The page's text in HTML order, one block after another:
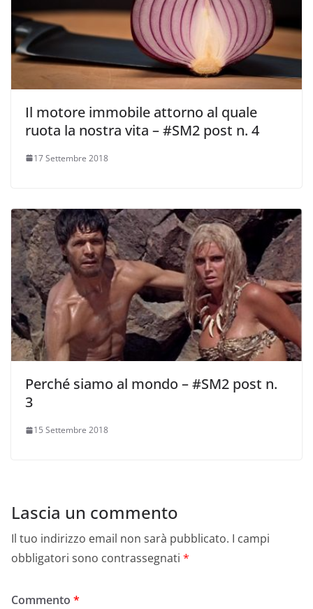
Il motore immobile attorno al quale
ruota la nostra vita – #SM2 post n. 4
17 Settembre 2018
Perché siamo al mondo – #SM2 post n.
3
15 Settembre 2018
Lascia un commento
Il tuo indirizzo email non sarà pubblicato. I campi
obbligatori sono contrassegnati *
Commento *